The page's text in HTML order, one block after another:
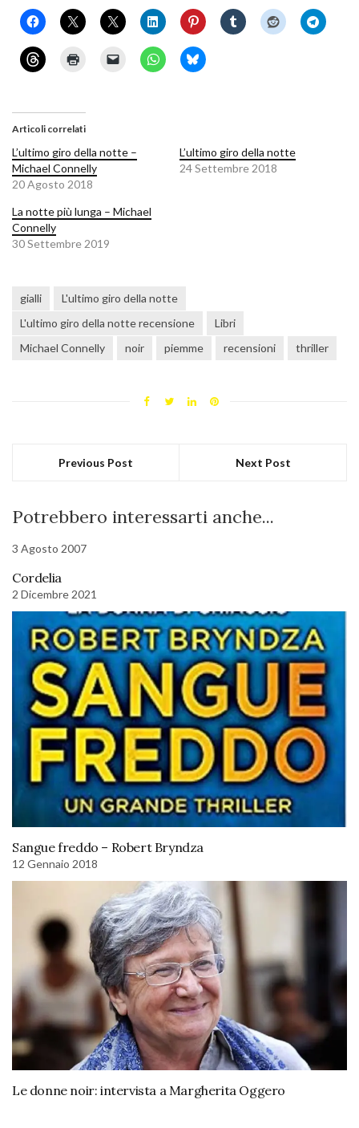
Articoli correlati
L’ultimo giro della notte –
Michael Connelly
20 Agosto 2018
L’ultimo giro della notte
24 Settembre 2018
La notte più lunga – Michael
Connelly
30 Settembre 2019
gialli
L'ultimo giro della notte
L'ultimo giro della notte recensione
Libri
Michael Connelly
noir piemme recensioni thriller
Previous Post Next Post
Potrebbero interessarti anche...
3 Agosto 2007
Cordelia
2 Dicembre 2021
Sangue freddo – Robert Bryndza
12 Gennaio 2018
Le donne noir: intervista a Margherita Oggero